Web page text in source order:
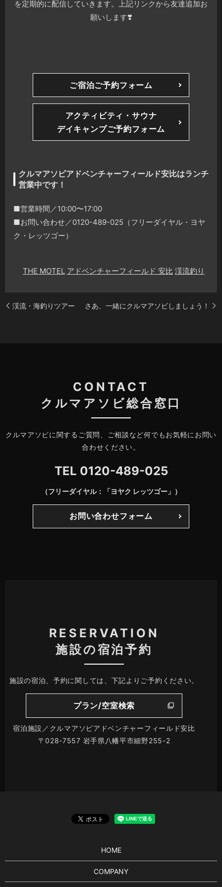
を定期的に配信していきます。上記リンクから友達追加お
願いします❣️
ご宿泊ご予約フォーム
アクティビティ・サウナ
デイキャンプご予約フォーム
クルマアソビアドベンチャーフィールド安比はランチ
営業中です！
■営業時間／10:00〜17:00
■お問い合わせ／0120-489-025（フリーダイヤル・ヨヤ
ク・レッツゴー）
THE MOTEL アドベンチャーフィールド 安比 渓流釣り
渓流・海釣りツアー さあ、一緒にクルマアソビしましょう！
CONTACT
クルマアソビ総合窓口
クルマアソビに関するご質問、ご相談など何でもお気軽にお問い
合わせください。
TEL 0120-489-025
（フリーダイヤル：「ヨヤク レッツゴー」）
お問い合わせフォーム
RESERVATION
施設の宿泊予約
施設の宿泊、予約に関しては、下記よりご予約ください。
プラン/空室検索
宿泊施設／クルマアソビアドベンチャーフィールド安比
〒028-7557 岩手県八幡平市細野255-2
HOME
COMPANY